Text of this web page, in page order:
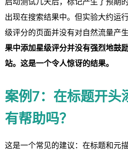
启动测试几天后，标记产生了预
出现在搜索结果中。但实验大约运
级评分的页面并没有对自然流量产
果中添加星级评分并没有强烈地鼓
站。这是一个令人惊讶的结果。
案例7：在标题开头
有帮助吗？
这是一个常见的建议：在标题和元